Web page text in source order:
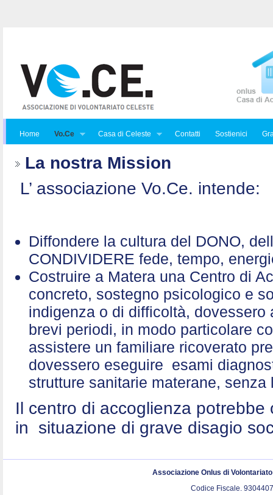
Home Vo.Ce Casa di Celeste Contatti Sostienici
La nostra Mission
L’ associazione Vo.Ce. intende:
Diffondere la cultura del DONO,
CONDIVIDERE fede, tempo,
Costruire a Matera una Centro di
concreto, sostegno psicologico e
indigenza o di difficoltà,
brevi periodi, in modo particolare
assistere un familiare ricoverato
dovessero eseguire esami
strutture sanitarie materane,
Il centro di accoglienza
in situazione di grave disagio
Associazione Onlus di
Codice Fiscale.